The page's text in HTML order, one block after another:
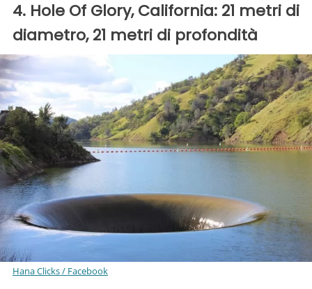
4. Hole Of Glory, California: 21 metri di
diametro, 21 metri di profondità
Hana Clicks / Facebook